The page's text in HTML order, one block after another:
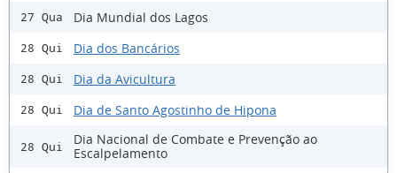
27 Qua Dia Mundial dos Lagos
28 Qui Dia dos Bancários
28 Qui Dia da Avicultura
28 Qui Dia de Santo Agostinho de Hipona
28 Qui
Dia Nacional de Combate e Prevenção ao
Escalpelamento